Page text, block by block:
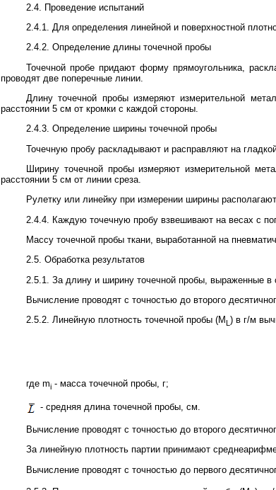
2.4. Проведение испытаний
2.4.1. Для определения линейной и поверхностной
2.4.2. Определение длины точечной пробы
Точечной пробе придают форму прямоугольника,
проводят две поперечные линии.
Длину точечной пробы измеряют измерительной
расстоянии 5 см от кромки с каждой стороны.
2.4.3. Определение ширины точечной пробы
Точечную пробу раскладывают и расправляют на
Ширину точечной пробы измеряют измерительной
расстоянии 5 см от линии среза.
Рулетку или линейку при измерении ширины
2.4.4. Каждую точечную пробу взвешивают на весах с
Массу точечной пробы ткани, выработанной на
2.5. Обработка результатов
2.5.1. За длину и ширину точечной пробы, выраженные в
Вычисление проводят с точностью до второго
2.5.2. Линейную плотность точечной пробы (ML ) в г/м
где mi - масса точечной пробы, г;
- средняя длина точечной пробы, см.
Вычисление проводят с точностью до второго
За линейную плотность партии принимают
Вычисление проводят с точностью до первого